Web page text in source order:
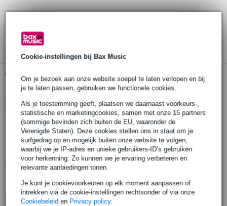
Cookie-instellingen bij Bax Music
Om je bezoek aan onze website soepel te laten verlopen en bij
je te laten passen, gebruiken we functionele cookies.
Als je toestemming geeft, plaatsen we daarnaast voorkeurs-,
statistische en marketingcookies, samen met onze 15 partners
(sommige bevinden zich buiten de EU, waaronder de
Verenigde Staten). Deze cookies stellen ons in staat om je
surfgedrag op en mogelijk buiten onze website te volgen,
waarbij we je IP-adres en unieke gebruikers-ID’s gebruiken
voor herkenning. Zo kunnen we je ervaring verbeteren en
relevante aanbiedingen tonen.
Je kunt je cookievoorkeuren op elk moment aanpassen of
intrekken via de cookie-instellingen rechtsonder of via onze
Cookiebeleid en Privacy policy.
3 jaar Bax Music garantie
Gratis ophalen in de winkel
Productinformatie
houder voor ontsmettingsmiddel
materiaal: staal
speciale features: montagemateriaal meegeleverd
Bekijk alle productspecificaties
Bekijk ook eens (3)